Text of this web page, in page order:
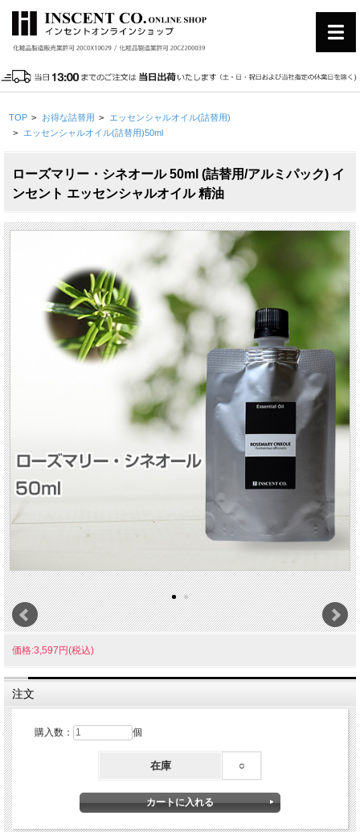
TOP > お得な詰替用 > エッセンシャルオイル(詰替用)
> エッセンシャルオイル(詰替用)50ml
ローズマリー・シネオール 50ml (詰替用/アルミパック) イ
ンセント エッセンシャルオイル 精油
価格:3,597円(税込)
注文
購入数： 個
在庫 ○